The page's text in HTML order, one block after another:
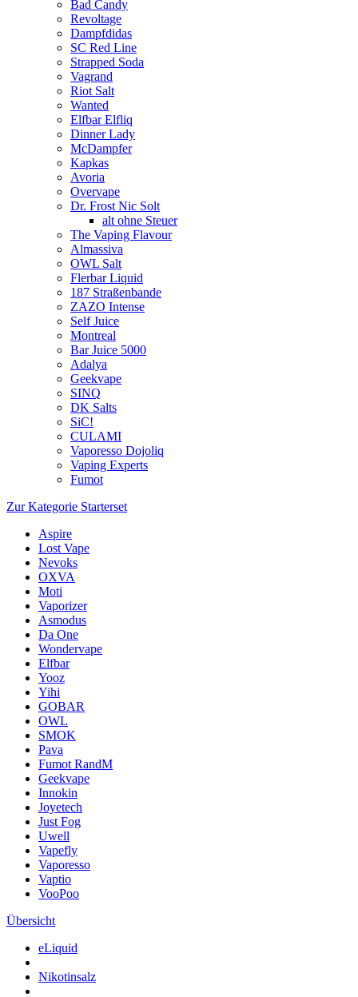
Bad Candy
Revoltage
Dampfdidas
SC Red Line
Strapped Soda
Vagrand
Riot Salt
Wanted
Elfbar Elfliq
Dinner Lady
McDampfer
Kapkas
Avoria
Overvape
Dr. Frost Nic Solt
alt ohne Steuer
The Vaping Flavour
Almassiva
OWL Salt
Flerbar Liquid
187 Straßenbande
ZAZO Intense
Self Juice
Montreal
Bar Juice 5000
Adalya
Geekvape
SINQ
DK Salts
SiC!
CULAMI
Vaporesso Dojoliq
Vaping Experts
Fumot
Zur Kategorie Starterset
Aspire
Lost Vape
Nevoks
OXVA
Moti
Vaporizer
Asmodus
Da One
Wondervape
Elfbar
Yooz
Yihi
GOBAR
OWL
SMOK
Pava
Fumot RandM
Geekvape
Innokin
Joyetech
Just Fog
Uwell
Vapefly
Vaporesso
Vaptio
VooPoo
Übersicht
eLiquid
Nikotinsalz